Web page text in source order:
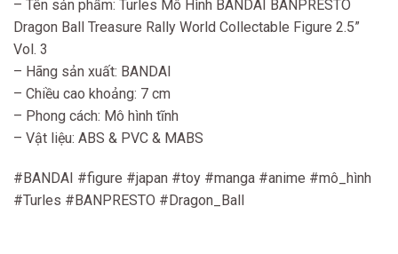
– Tên sản phẩm: Turles Mô Hình BANDAI BANPRESTO
Dragon Ball Treasure Rally World Collectable Figure 2.5”
Vol. 3
– Hãng sản xuất: BANDAI
– Chiều cao khoảng: 7 cm
– Phong cách: Mô hình tĩnh
– Vật liệu: ABS & PVC & MABS
#BANDAI #figure #japan #toy #manga #anime #mô_hình
#Turles #BANPRESTO #Dragon_Ball